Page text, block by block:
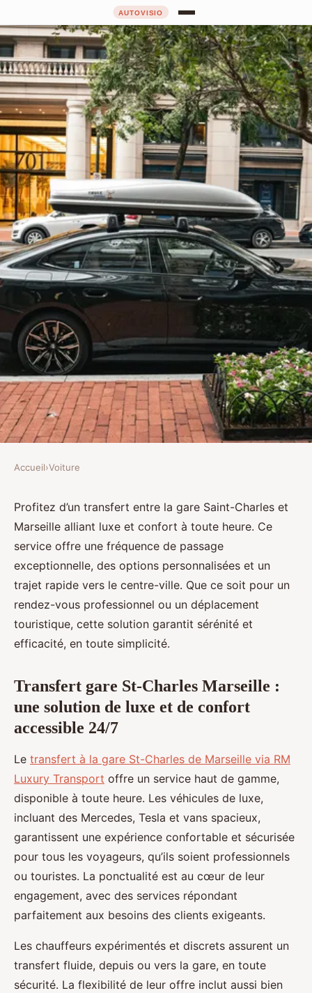
Transfert gare St-Charles
Marseille : luxe et confort 24/7
Noam•20 septembre 2025•5 min de lecture
Accueil›Voiture
Profitez d’un transfert entre la gare Saint-Charles et
Marseille alliant luxe et confort à toute heure. Ce
service offre une fréquence de passage
exceptionnelle, des options personnalisées et un
trajet rapide vers le centre-ville. Que ce soit pour un
rendez-vous professionnel ou un déplacement
touristique, cette solution garantit sérénité et
efficacité, en toute simplicité.
Transfert gare St-Charles Marseille :
une solution de luxe et de confort
accessible 24/7
Le transfert à la gare St-Charles de Marseille via RM
Luxury Transport offre un service haut de gamme,
disponible à toute heure. Les véhicules de luxe,
incluant des Mercedes, Tesla et vans spacieux,
garantissent une expérience confortable et sécurisée
pour tous les voyageurs, qu’ils soient professionnels
ou touristes. La ponctualité est au cœur de leur
engagement, avec des services répondant
parfaitement aux besoins des clients exigeants.
Les chauffeurs expérimentés et discrets assurent un
transfert fluide, depuis ou vers la gare, en toute
sécurité. La flexibilité de leur offre inclut aussi bien